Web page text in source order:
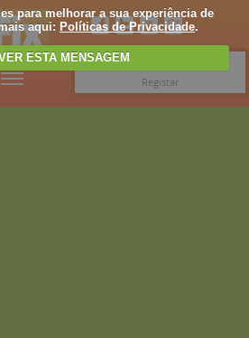
para melhorar a sua experiência de
aqui: Políticas de Privacidade.
ESTA MENSAGEM
Registar